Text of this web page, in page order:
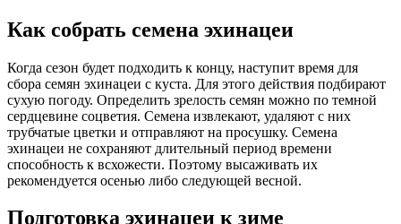
Как собрать семена эхинацеи
Когда сезон будет подходить к концу, наступит время для
сбора семян эхинацеи с куста. Для этого действия подбирают
сухую погоду. Определить зрелость семян можно по темной
сердцевине соцветия. Семена извлекают, удаляют с них
трубчатые цветки и отправляют на просушку. Семена
эхинацеи не сохраняют длительный период времени
способность к всхожести. Поэтому высаживать их
рекомендуется осенью либо следующей весной.
Подготовка эхинацеи к зиме